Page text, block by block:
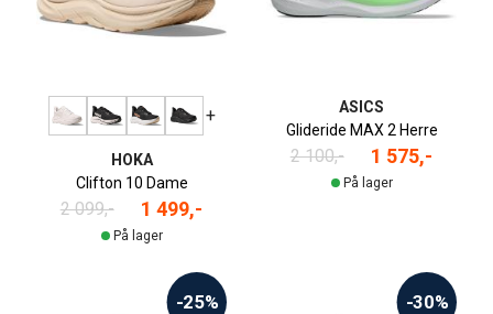
+
HOKA
Clifton 10 Dame
2 099,- 1 499,-
På lager
ASICS
Glideride MAX 2 Herre
2 100,- 1 575,-
På lager
-25% -30%